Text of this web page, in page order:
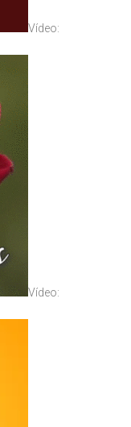
Vídeo:
Vídeo: